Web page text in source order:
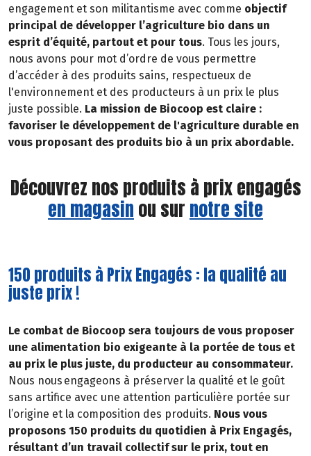
engagement et son militantisme avec comme objectif
principal de développer l’agriculture bio dans un
esprit d’équité, partout et pour tous. Tous les jours,
nous avons pour mot d’ordre de vous permettre
d’accéder à des produits sains, respectueux de
l'environnement et des producteurs à un prix le plus
juste possible. La mission de Biocoop est claire :
favoriser le développement de l'agriculture durable en
vous proposant des produits bio à un prix abordable.
Découvrez nos produits à prix engagés
en magasin ou sur notre site
150 produits à Prix Engagés : la qualité au
juste prix !
Le combat de Biocoop sera toujours de vous proposer
une alimentation bio exigeante à la portée de tous et
au prix le plus juste, du producteur au consommateur.
Nous nous engageons à préserver la qualité et le goût
sans artifice avec une attention particulière portée sur
l’origine et la composition des produits. Nous vous
proposons 150 produits du quotidien à Prix Engagés,
résultant d’un travail collectif sur le prix, tout en